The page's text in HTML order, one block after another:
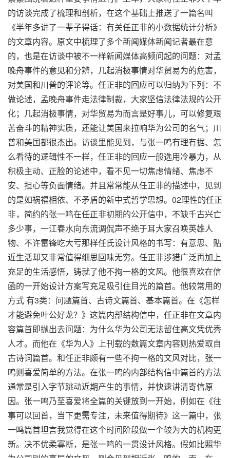
的访谈完成了梳理和剖析，在这个基础上推送了一篇名叫
《半年多讲了一辈子得话：有关任正非的小数据统计分析》
的文章内容。原文中梳理了多个新闻媒体新闻记者最在意
的，也是在访谈中被不一样新闻媒体高频问起的问题：对孟
晚舟事件的意见和分辨，几起消极事情对华贸易为的危害，
对美国和川普的评论等。任正非的回应可以归纳为下列：不
做论述，孟晚舟事件走法律制裁，大家坚信法律法规的公开
化；几起消极事情，对华贸易为而言是好事儿，可以修复艰
苦奋斗的精神实质，还能让美国来拉响华为公司的名气；川
普和美国都很杰出。访谈里能见到，与张一鸣有理有据、怎
么看待的逻辑性不一样，任正非的回应一般选用冷暴力，从
积极主动、正脸的论述中，看不见一切焦虑情绪、焦虑不
安、担心等负面情绪。并且常常能从任正非的描述中，见到
的是如祸福相依、不矛盾的新中式哲学思想。02理性的任正
非，简约的张一鸣在任正非初期的公开信中，不缺千古兴亡
多少事，一江春水向东流调侃声不绝于耳大家召唤英雄人
物、不许雷锋吃大亏那样任氏设计风格的书写：有意思、贴
近生活却又非常值得细思回味无穷。任正非涉猎广泛再加上
充足的生活感悟，铸就了他不拘一格的文风。他很喜欢在信
函的一开始设计方案写充足吸引住目光的篇首。他较常用的
方式 有3类：问题篇首、古诗文篇首、基本篇首。在《怎样
才能避免叶公好龙？》这篇内部结构信中，任正非在文章内
容篇首即抛出去问题：为什么华为公司无法留住高文凭优秀
人才。而他在《华为人》上刊载的数篇文章内容则热爱取自
古诗词篇首。和任正非颇有一些不拘一格的文风对比，张一
鸣则喜爱简单的方法。在张一鸣的内部结构信中篇首的方法
通常是引入字节跳动近期产生的事情，并快速讲清寄信原
因。张一鸣乃至喜爱将全篇的关键放到一开始，例如在《往
事可以回首，当下更需专注，未来值得期待》这一篇中，张
一鸣篇首坦言我觉得在这个时间阶段做一个较为大的机构更
新。决不优柔寡断，是张一鸣的一贯设计风格。假如比照华